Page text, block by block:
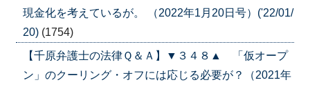
現金化を考えているが。 （2022年1月20日号）('22/01/
20) (1754)
【千原弁護士の法律Ｑ＆Ａ】▼３４８▲ 「仮オープ
ン」のクーリング・オフには応じる必要が？（2021年